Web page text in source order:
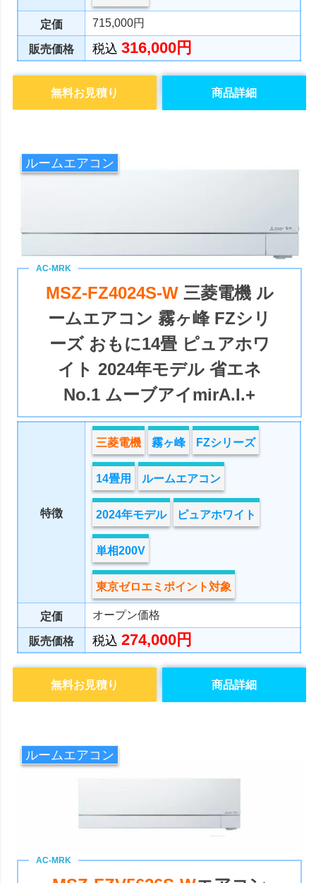
定価 715,000円
販売価格 税込316,000円
商品詳細
無料お見積り
ルームエアコン
MSZ-FZ4024S-W 三菱電機 ル
ームエアコン 霧ヶ峰 FZシリ
ーズ おもに14畳 ピュアホワ
イト 2024年モデル 省エネ
No.1 ムーブアイmirA.I.+
特徴
三菱電機 霧ヶ峰 FZシリーズ
14畳用 ルームエアコン
2024年モデル ピュアホワイト
単相200V
東京ゼロエミポイント対象
定価 オープン価格
販売価格 税込274,000円
商品詳細
無料お見積り
ルームエアコン